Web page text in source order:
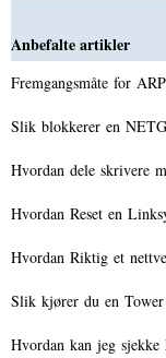
Anbefalte artikler
Fremgangsmåte for
Slik blokkerer en
Hvordan dele skrivere
Hvordan Reset en
Hvordan Riktig et
Slik kjører du en
Hvordan kan jeg